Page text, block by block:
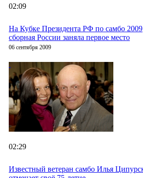
02:09
На Кубке Президента РФ по самбо 2009
сборная России заняла первое место
06 сентября 2009
02:29
Известный ветеран самбо Илья